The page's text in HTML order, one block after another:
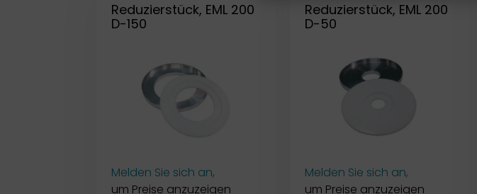
Reduzierstück, EML 200
D-150
Melden Sie sich an,
um Preise anzuzeigen
Reduzierstück, EML 200
D-50
Melden Sie sich an,
um Preise anzuzeigen